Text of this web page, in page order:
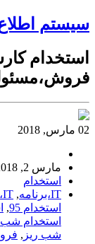
سیستم
02 مارس, 2018
مارس 2, 2018
استخدام
IT،برنامه
, IT،برنامه شب
استخدام 95
,
استخدام شب
شب ریز ,